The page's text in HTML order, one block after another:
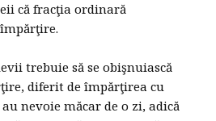
că fracţia ordinară
trebuie să se obişnuiască
diferit de împărţirea cu
nevoie măcar de o zi, adică